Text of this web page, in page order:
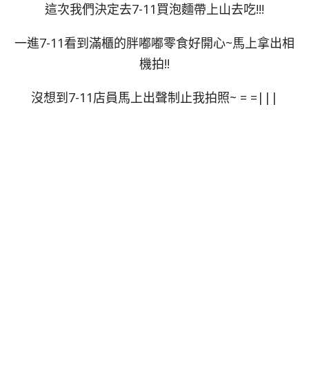
這次我們決定去7-11買泡麵帶上山去吃!!!
一進7-11看到滿櫃的胖嘟嘟零食好開心~馬上拿出相
機拍!!
沒想到7-11店員馬上出聲制止我拍照~ = =|||